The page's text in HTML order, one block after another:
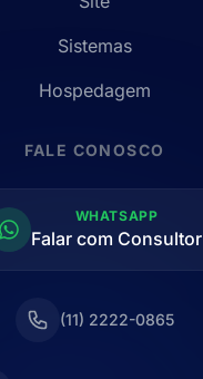
Sistemas
Hospedagem
FALE CONOSCO
WHATSAPP
Falar com Consultor
(11) 2222-0865